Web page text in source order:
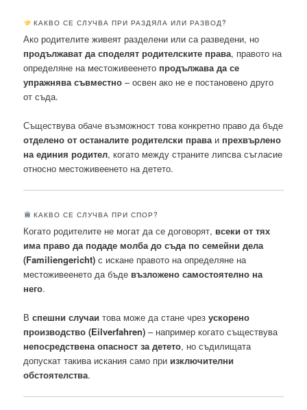
КАКВО СЕ СЛУЧВА ПРИ РАЗДЯЛА ИЛИ РАЗВОД?
Ако родителите живеят разделени или са разведени, но
продължават да споделят родителските права, правото на
определяне на местоживеенето продължава да се
упражнява съвместно – освен ако не е постановено друго
от съда.
Съществува обаче възможност това конкретно право да бъде
отделено от останалите родителски праваи прехвърлено
на единия родител, когато между страните липсва съгласие
относно местоживеенето на детето.
КАКВО СЕ СЛУЧВА ПРИ СПОР?
Когато родителите не могат да се договорят, всеки от тях
има право да подаде молба до съда по семейни дела
(Familiengericht) с искане правото на определяне на
местоживеенето да бъде възложено самостоятелно на
него.
Вспешни случаи това може да стане чрезускорено
производство (Eilverfahren) – например когато съществува
непосредствена опасност за детето, но съдилищата
допускат такива искания само при изключителни
обстоятелства.